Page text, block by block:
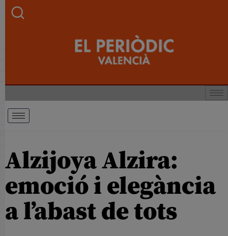
Alzijoya Alzira:
emoció i elegància
a l’abast de tots